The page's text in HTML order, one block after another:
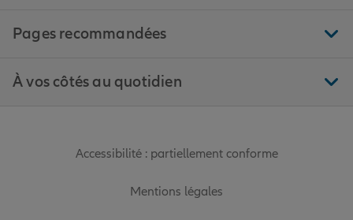
Pages recommandées
À vos côtés au quotidien
Accessibilité : partiellement conforme
Mentions légales